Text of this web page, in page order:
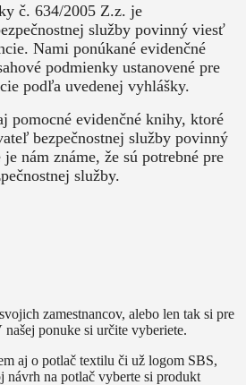
č. 634/2005 Z.z. je
služby povinný viesť
Nami ponúkané evidenčné
podmienky ustanovené pre
podľa uvedenej vyhlášky.
pomocné evidenčné knihy, ktoré
bezpečnostnej služby povinný
nám známe, že sú potrebné pre
služby.
zamestnancov, alebo len tak si pre
ponuke si určite vyberiete.
aj o potlač textilu či už logom SBS,
návrh na potlač vyberte si produkt